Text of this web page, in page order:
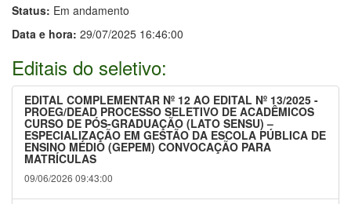
Status: Em andamento
Data e hora: 29/07/2025 16:46:00
Editais do seletivo:
EDITAL COMPLEMENTAR Nº 12 AO EDITAL Nº 13/2025 -
PROEG/DEAD PROCESSO SELETIVO DE ACADÊMICOS
CURSO DE PÓS-GRADUAÇÃO (LATO SENSU) –
ESPECIALIZAÇÃO EM GESTÃO DA ESCOLA PÚBLICA DE
ENSINO MÉDIO (GEPEM) CONVOCAÇÃO PARA
MATRÍCULAS
09/06/2026 09:43:00